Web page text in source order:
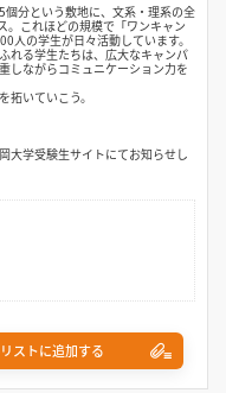
分という敷地に、文系・理系の全
。これほどの規模で「ワンキャン
人の学生が日々活動しています。
れる学生たちは、広大なキャンパ
しながらコミュニケーション力を
いていこう。
大学受験生サイトにてお知らせし
ストに追加する